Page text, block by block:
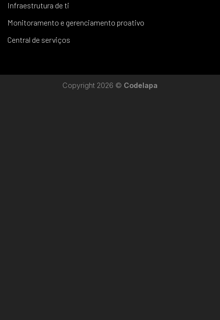
Infraestrutura de ti
Monitoramento e gerenciamento proativo
Central de serviços
Copyright 2026 © Codelapa